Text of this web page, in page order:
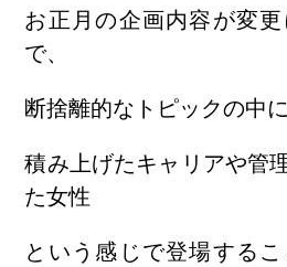
お正月の企画内容が変
で、
断捨離的なトピックの中に
積み上げたキャリアや管
た女性
という感じで登場する